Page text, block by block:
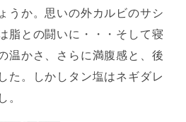
うか。思いの外カルビのサシ
脂との闘いに・・・そして寝
温かさ、さらに満腹感と、後
た。しかしタン塩はネギダレ